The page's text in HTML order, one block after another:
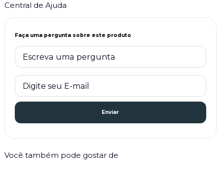
Central de Ajuda
Faça uma pergunta sobre este produto
Enviar
Você também pode gostar de